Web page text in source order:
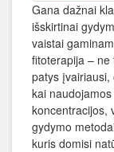
Gana dažnai
išskirtinai
vaistai
fitoterapija – ne
patys įvairiausi,
kai
koncentracijos,
gydymo
kuris domisi